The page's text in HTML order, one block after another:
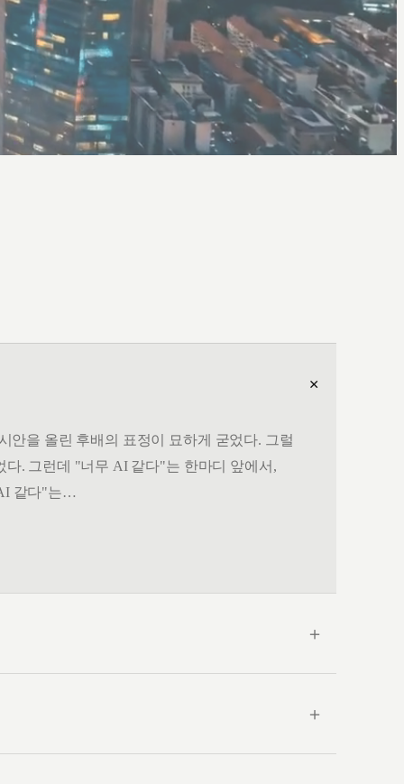
＋
안을 올린 후배의 표정이 묘하게 굳었다. 그럴
. 그런데 "너무 AI 같다"는 한마디 앞에서,
같다"는…
＋
＋